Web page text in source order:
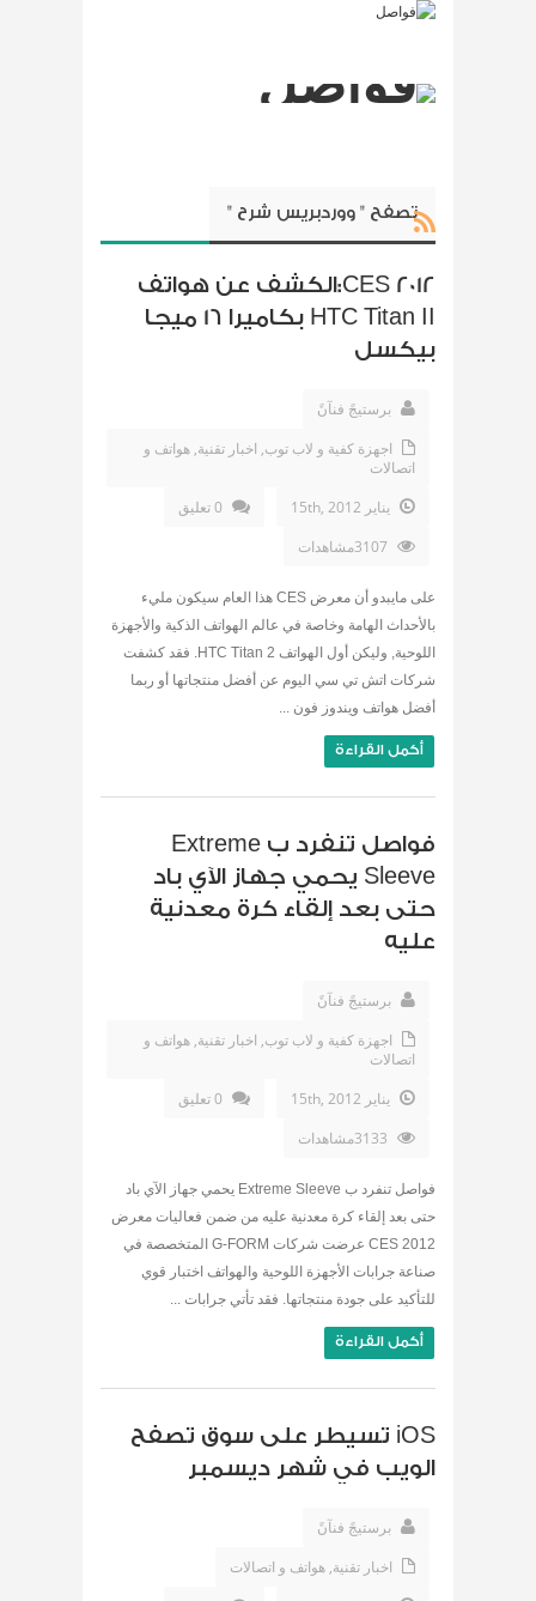
تصفح " ووردبريس شرح "
CES 2012:الكشف عن هواتف
HTC Titan II بكاميرا 16 ميجا
بيكسل
برستيجً فنآنً
اجهزة كفية و لاب توب, اخبار تقنية, هواتف و
اتصالات
يناير 15th, 2012
0 تعليق
على مايبدو أن معرض CES هذا العام سيكون مليء
بالأحداث الهامة وخاصة في عالم الهواتف الذكية والأجهزة
اللوحية, وليكن أول الهواتف HTC Titan 2. فقد كشفت
شركات اتش تي سي اليوم عن أفضل منتجاتها أو ربما
أفضل هواتف ويندوز فون ...
أكمل القراءة
فواصل تنفرد ب Extreme
Sleeve يحمي جهاز الآي باد
حتى بعد إلقاء كرة معدنية
عليه
برستيجً فنآنً
اجهزة كفية و لاب توب, اخبار تقنية, هواتف و
اتصالات
يناير 15th, 2012
0 تعليق
فواصل تنفرد ب Extreme Sleeve يحمي جهاز الآي باد
حتى بعد إلقاء كرة معدنية عليه من ضمن فعاليات معرض
CES 2012 عرضت شركات G-FORM المتخصصة في
صناعة جرابات الأجهزة اللوحية والهواتف اختبار قوي
للتأكيد على جودة منتجاتها. فقد تأتي جرابات ...
أكمل القراءة
iOS تسيطر على سوق تصفح
الويب في شهر ديسمبر
برستيجً فنآنً
اخبار تقنية, هواتف و اتصالات